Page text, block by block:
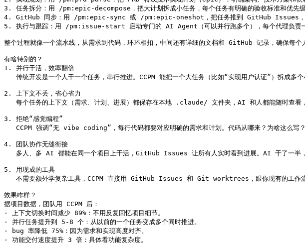
3. 任务拆分：用 /pm:epic-decompose，把大计划拆成小任务，每个任务有明确的验收标准和优先级
4. GitHub 同步：用 /pm:epic-sync 或 /pm:epic-oneshot，把任务推到 GitHub Issues，自
5. 执行与跟踪：用 /pm:issue-start 启动专门的 AI Agent（可以并行跑多个），每个代理负
整个过程就像一个流水线，从需求到代码，环环相扣，中间还有详细的文档和 GitHub 记录，确保每个
有啥特别的？
1. 并行干活，效率翻倍
传统开发是一个人干一个任务，串行推进。CCPM 能把一个大任务（比如“实现用户认证”）拆成
2. 上下文不丢，省心省力
每个任务的上下文（需求、计划、进展）都保存在本地 .claude/ 文件夹，AI 和人都能随时查
3. 拒绝“感觉编程”
CCPM 强调“无 vibe coding”，每行代码都要对应明确的需求和计划。代码从哪来？为啥这么写
4. 团队协作无缝衔接
多人、多 AI 都能在同一个项目上干活，GitHub Issues 让所有人实时看到进展。AI 干了一半
5. 用现成的工具
不需要额外学复杂工具，CCPM 直接用 GitHub Issues 和 Git worktrees，跟你现有的工作流
效果咋样？
据项目数据，团队用 CCPM 后：
· 上下文切换时间减少 89%：不用反复回忆项目细节。
· 并行任务提升到 5-8 个：从以前的一个任务变成多个同时推进。
· bug 率降低 75%：因为需求和实现高度对齐。
· 功能交付速度提升 3 倍：具体看功能复杂度。